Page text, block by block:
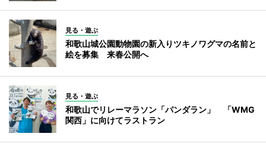
見る・遊ぶ
和歌山城公園動物園の新入りツキノワグマの名前と
絵を募集 来春公開へ
見る・遊ぶ
和歌山でリレーマラソン「パンダラン」 「WMG
関西」に向けてラストラン